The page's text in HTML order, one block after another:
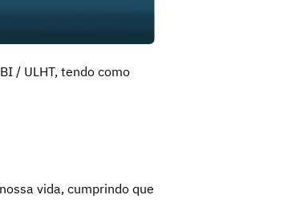
/ ULHT, tendo como
vida, cumprindo que